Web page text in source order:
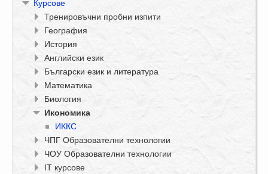
Курсове
Тренировъчни пробни изпити
География
История
Английски език
Български език и литература
Математика
Биология
Икономика
ИККС
ЧПГ Образователни технологии
ЧОУ Образователни технологии
IT курсове